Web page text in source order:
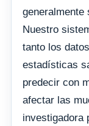
generalmente
Nuestro
tanto los
estadísticas
predecir con
afectar las
investigadora